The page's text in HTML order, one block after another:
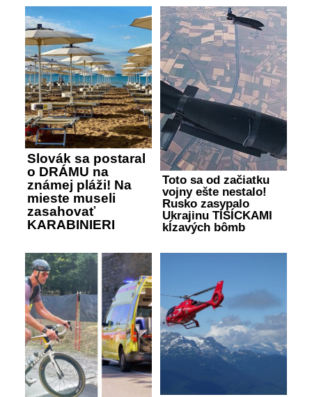
Slovák sa postaral
o DRÁMU na
známej pláži! Na
mieste museli
zasahovať
KARABINIERI
Toto sa od začiatku
vojny ešte nestalo!
Rusko zasypalo
Ukrajinu TISÍCKAMI
kĺzavých bômb